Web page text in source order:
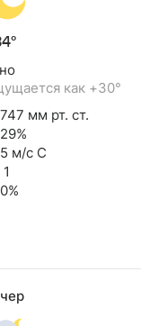
как +30°
747 мм рт. ст.
29%
5 м/с С
1
0%